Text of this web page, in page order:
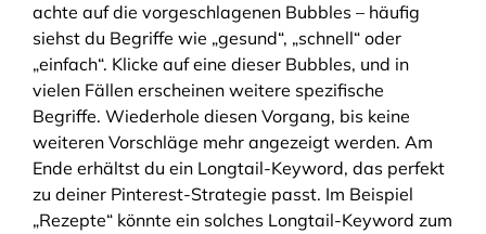
achte auf die vorgeschlagenen Bubbles – häufig
siehst du Begriffe wie „gesund“, „schnell“ oder
„einfach“. Klicke auf eine dieser Bubbles, und in
vielen Fällen erscheinen weitere spezifische
Begriffe. Wiederhole diesen Vorgang, bis keine
weiteren Vorschläge mehr angezeigt werden. Am
Ende erhältst du ein Longtail-Keyword, das perfekt
zu deiner Pinterest-Strategie passt. Im Beispiel
„Rezepte“ könnte ein solches Longtail-Keyword zum